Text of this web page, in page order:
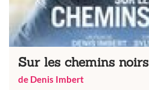
Sur les chemins noirs
de Denis Imbert